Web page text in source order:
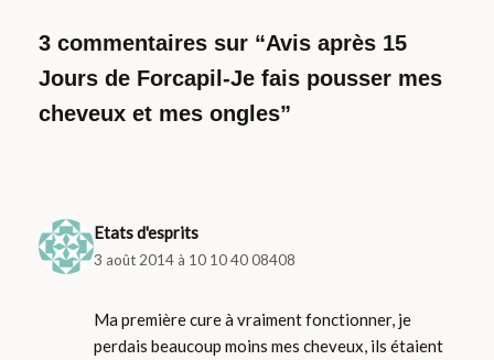
3 commentaires sur “Avis après 15
Jours de Forcapil-Je fais pousser mes
cheveux et mes ongles”
Etats d'esprits
3 août 2014 à 10 10 40 08408
Ma première cure à vraiment fonctionner, je
perdais beaucoup moins mes cheveux, ils étaient